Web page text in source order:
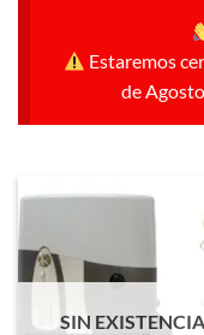
Estaremos
de
SIN